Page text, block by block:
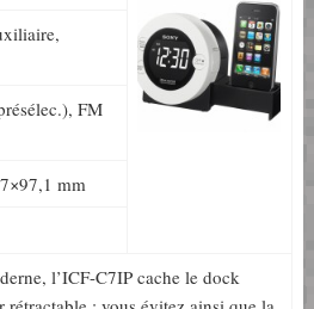
FM
mm
l’ICF-C7IP cache le dock